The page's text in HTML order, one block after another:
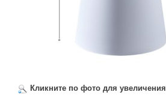
Кликните по фото для увеличения